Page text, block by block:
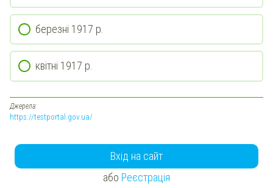
березні 1917 р.
квітні 1917 р.
Джерела:
https://testportal.gov.ua/
Вхід на сайт
або Реєстрація